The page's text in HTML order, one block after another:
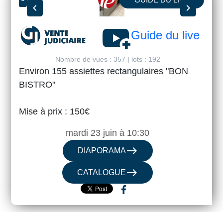
chevron_left chevron_right
youtube_activityGuide du live
Nombre de vues : 357 | lots : 192
Environ 155 assiettes rectangulaires "BON
BISTRO"
Mise à prix : 150€
mardi 23 juin à 10:30
DIAPORAMAeast
CATALOGUEeast